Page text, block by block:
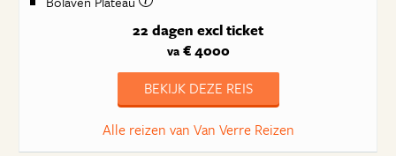
22 dagen excl ticket
va€ 4000
BEKIJK DEZE REIS
Alle reizen van Van Verre Reizen